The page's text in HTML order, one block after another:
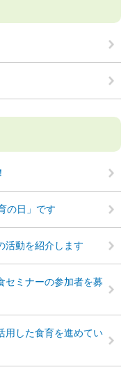
の日」です
活動を紹介します
セミナーの参加者を募
用した食育を進めてい